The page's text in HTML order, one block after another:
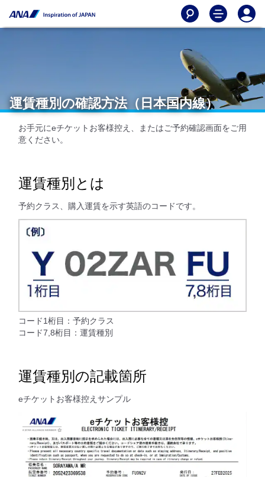
運賃種別の確認方法（日本国内線）
お手元にeチケットお客様控え、またはご予約確認画面をご用
意ください。
運賃種別とは
予約クラス、購入運賃を示す英語のコードです。
コード1桁目：予約クラス
コード7,8桁目：運賃種別
運賃種別の記載箇所
eチケットお客様控えサンプル